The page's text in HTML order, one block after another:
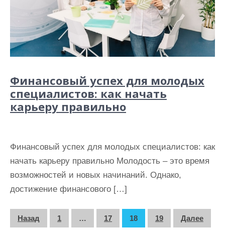
Финансовый успех для молодых
специалистов: как начать
карьеру правильно
Финансовый успех для молодых специалистов: как
начать карьеру правильно Молодость – это время
возможностей и новых начинаний. Однако,
достижение финансового […]
ПНазад 1 … 17 18 19 Далее